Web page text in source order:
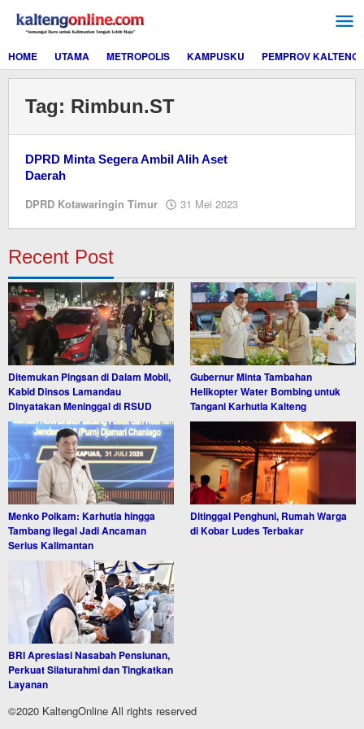
konten
HOME
UTAMA METROPOLIS KAMPUSKU PEMPROV KALTENG
Tag: Rimbun.ST
DPRD Minta Segera Ambil Alih Aset
Daerah
DPRD Kotawaringin Timur 31 Mei 2023
Recent Post
Ditemukan Pingsan di Dalam Mobil,
Kabid Dinsos Lamandau
Dinyatakan Meninggal di RSUD
Gubernur Minta Tambahan
Helikopter Water Bombing untuk
Tangani Karhutla Kalteng
Menko Polkam: Karhutla hingga
Tambang Ilegal Jadi Ancaman
Serius Kalimantan
Ditinggal Penghuni, Rumah Warga
di Kobar Ludes Terbakar
BRI Apresiasi Nasabah Pensiunan,
Perkuat Silaturahmi dan Tingkatkan
Layanan
©2020 KaltengOnline All rights reserved